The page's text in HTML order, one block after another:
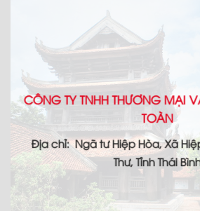
CÔNG TY TNHH THƯƠNG MẠI
TOÀN
Địa chỉ: Ngã tư Hiệp Hòa, Xã
Thư, Tỉnh Thái